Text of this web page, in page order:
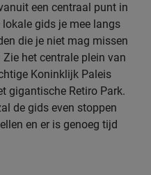
een centraal punt in
gids je mee langs
die je niet mag missen
het centrale plein van
Koninklijk Paleis
gigantische Retiro Park.
de gids even stoppen
en er is genoeg tijd